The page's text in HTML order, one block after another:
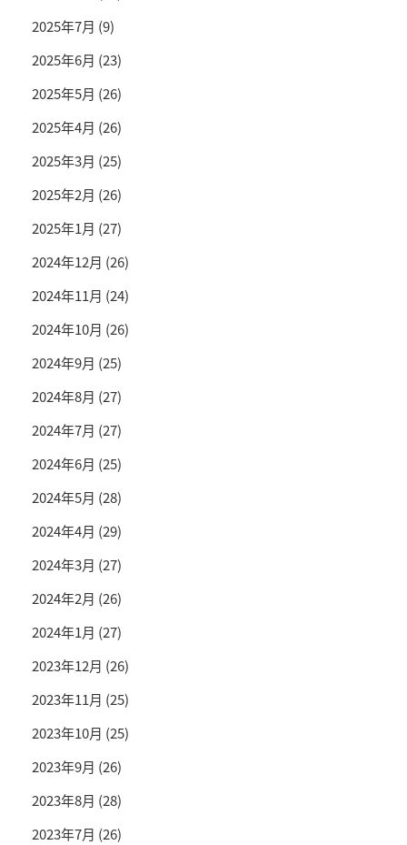
2025年7月 (9)
2025年6月 (23)
2025年5月 (26)
2025年4月 (26)
2025年3月 (25)
2025年2月 (26)
2025年1月 (27)
2024年12月 (26)
2024年11月 (24)
2024年10月 (26)
2024年9月 (25)
2024年8月 (27)
2024年7月 (27)
2024年6月 (25)
2024年5月 (28)
2024年4月 (29)
2024年3月 (27)
2024年2月 (26)
2024年1月 (27)
2023年12月 (26)
2023年11月 (25)
2023年10月 (25)
2023年9月 (26)
2023年8月 (28)
2023年7月 (26)